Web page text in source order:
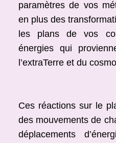
paramètres de vos
en plus des
les plans de vos
énergies qui
l’extraTerre et du
Ces réactions sur le
des mouvements de
déplacements